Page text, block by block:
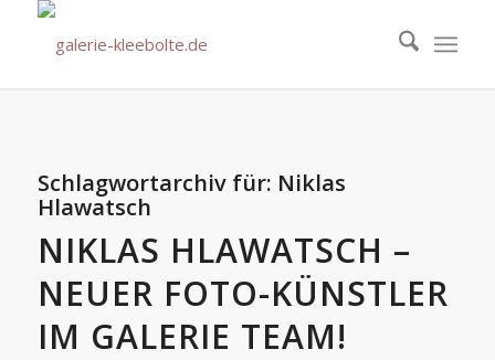
Schlagwortarchiv für: Niklas
Hlawatsch
NIKLAS HLAWATSCH –
NEUER FOTO-KÜNSTLER
IM GALERIE TEAM!